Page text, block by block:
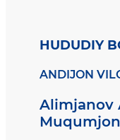
HUDUDIY
ANDIJON
Alimjanov